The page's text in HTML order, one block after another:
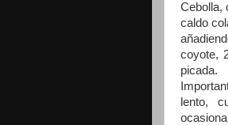
Cebolla,
caldo
coyote,
picada.
lento,